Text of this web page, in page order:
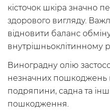
кісточок шкіра значно
здорового вигляду.
відновити баланс
внутрішньоклітинному
Виноградну олію
незначних пошкоджень
подряпини, садна та
пошкодження.